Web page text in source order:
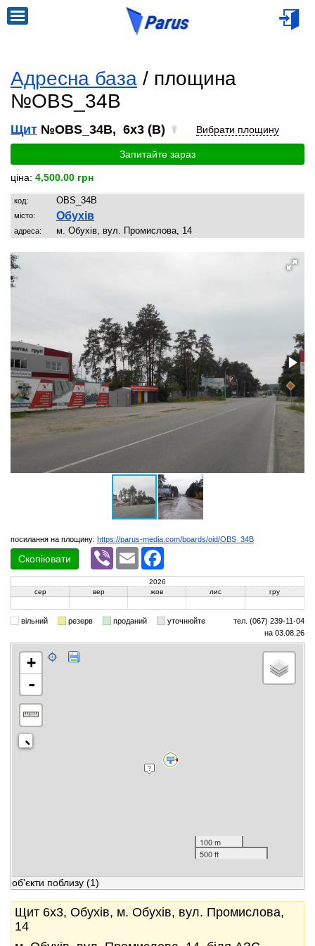
Адресна база / площина
№OBS_34B
Щит №OBS_34B, 6x3 (B) Вибрати площину
Запитайте зараз
ціна: 4,500.00 грн
код: OBS_34B
місто: Обухів
адреса: м. Обухів, вул. Промислова, 14
посилання на площину: https://parus-media.com/boards/oid/OBS_34B
Скопіювати
Viber Email
2026
сер
вер жов лис гру
вільний резерв проданий уточнюйте
тел. (067) 239-11-04
на 03.08.26
+
-
100 m
500 ft
об'єкти поблизу (1)
Щит 6x3, Обухів, м. Обухів, вул. Промислова,
14